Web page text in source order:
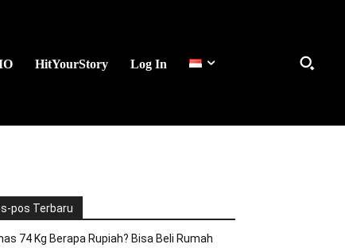
HitYourStory Log In
pos Terbaru
74 Kg Berapa Rupiah? Bisa Beli Rumah